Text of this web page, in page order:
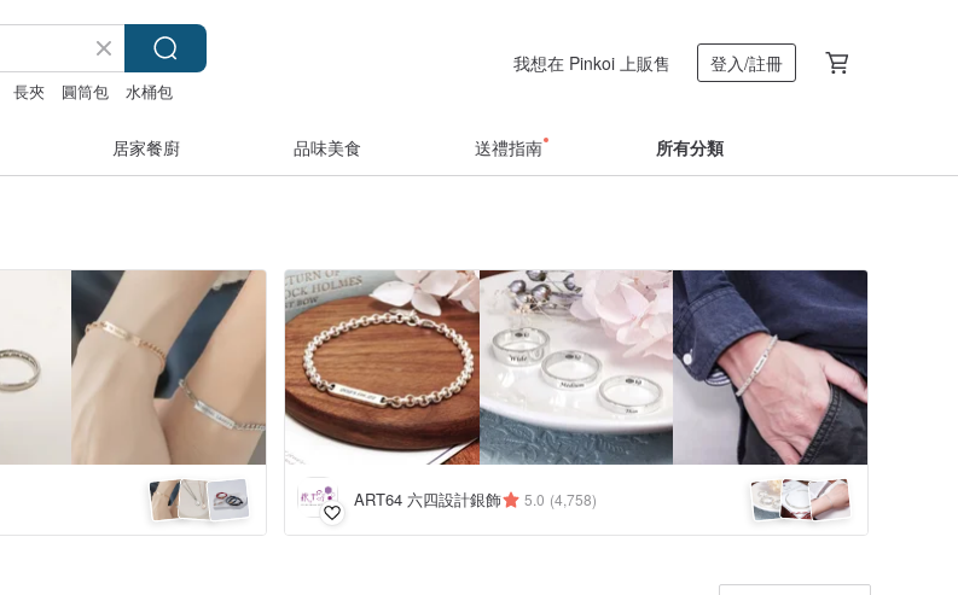
長夾 圓筒包 水桶包
我想在 Pinkoi 上販售 登入/註冊
居家餐廚 品味美食 送禮指南 所有分類
ART64 六四設計銀飾 5.0 (4,758)